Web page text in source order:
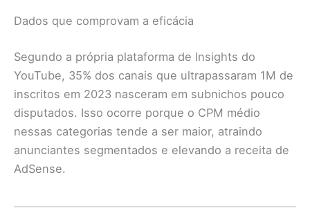
Dados que comprovam a eficácia
Segundo a própria plataforma de Insights do
YouTube, 35% dos canais que ultrapassaram 1M de
inscritos em 2023 nasceram em subnichos pouco
disputados. Isso ocorre porque o CPM médio
nessas categorias tende a ser maior, atraindo
anunciantes segmentados e elevando a receita de
AdSense.